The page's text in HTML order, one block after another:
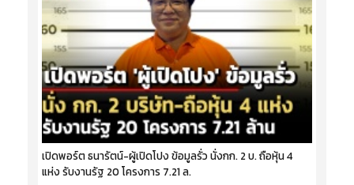
เปิดพอร์ต ธนารัตน์-ผู้เปิดโปง ข้อมูลรั่ว นั่งกก. 2 บ. ถือหุ้น 4
แห่ง รับงานรัฐ 20 โครงการ 7.21 ล.